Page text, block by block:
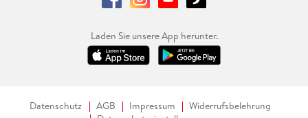
Laden Sie unsere App herunter.
Datenschutz AGB Impressum
Widerrufsbelehrung